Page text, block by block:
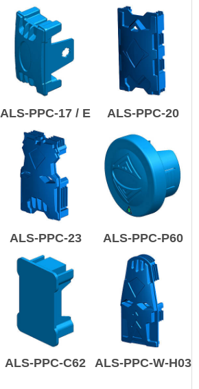
ALS-PPC-17 / E ALS-PPC-20
ALS-PPC-23 ALS-PPC-P60
ALS-PPC-C62 ALS-PPC-W-H03